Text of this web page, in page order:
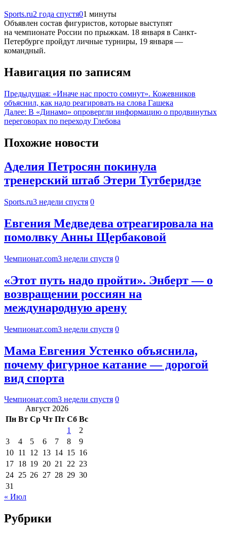
Sports.ru2 года спустя01 минуты
Объявлен состав фигуристов, которые выступят
на чемпионате России по прыжкам. 18 января в Санкт-
Петербурге пройдут личные турниры, 19 января —
командный.
Навигация по записям
Предыдущая: «Иначе нас просто сомнут». Кожевников
объяснил, как надо реагировать на слова Гашека
Далее: В «Динамо» опровергли информацию о продвинутых
переговорах по переходу Глебова
Похожие новости
Аделия Петросян покинула
тренерский штаб Этери Тутберидзе
Sports.ru3 недели спустя 0
Евгения Медведева отреагировала на
помолвку Анны Щербаковой
Чемпионат.com3 недели спустя 0
«Этот путь надо пройти». Энберт — о
возвращении россиян на
международную арену
Чемпионат.com3 недели спустя 0
Мама Евгения Устенко объяснила,
почему фигурное катание — дорогой
вид спорта
Чемпионат.com3 недели спустя 0
Август 2026
Пн Вт Ср Чт Пт Сб Вс
1
2
3
4 5 6 7 8
9
10 11 12 13 14 15 16
17 18 19 20 21 22 23
24 25 26 27 28 29 30
31
« Июл
Рубрики